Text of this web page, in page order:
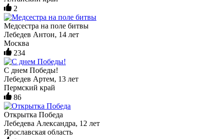
2
Медсестра на поле битвы
Лебедев Антон, 14 лет
Москва
234
С днем Победы!
Лебедев Артем, 13 лет
Пермский край
86
Открытка Победа
Лебедева Александра, 12 лет
Ярославская область